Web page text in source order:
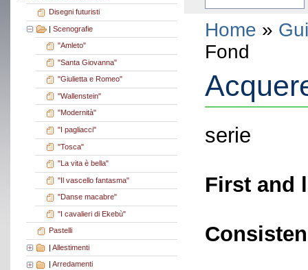
Disegni futuristi
| Scenografie
"Amleto"
"Santa Giovanna"
"Giulietta e Romeo"
"Wallenstein"
"Modernità"
"I pagliacci"
"Tosca"
"La vita è bella"
"Il vascello fantasma"
"Danse macabre"
"I cavalieri di Ekebù"
Pastelli
| Allestimenti
Arredamenti
Home »
Fond
serie
First and